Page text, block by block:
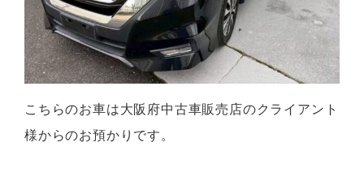
こちらのお車は大阪府中古車販売店のクライアント
様からのお預かりです。